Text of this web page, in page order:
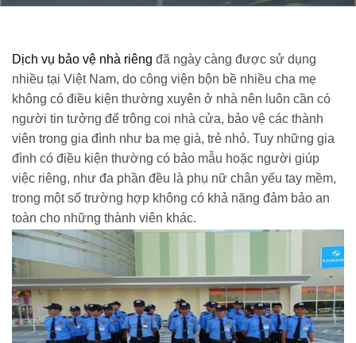
Dịch vụ bảo vệ nhà riêng đã ngày càng được sử dụng
nhiều tại Việt Nam, do công viện bộn bề nhiều cha mẹ
không có điều kiện thường xuyên ở nhà nên luôn cần có
người tin tưởng để trông coi nhà cửa, bảo vệ các thành
viên trong gia đình như ba mẹ già, trẻ nhỏ. Tuy những gia
đình có điều kiện thường có bảo mẫu hoặc người giúp
việc riêng, như đa phần đều là phụ nữ chân yếu tay mềm,
trong một số trường hợp không có khả năng đảm bảo an
toàn cho những thành viên khác.